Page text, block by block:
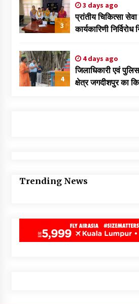
3
3 days ago
प्रांतीय चिकित्सा
कार्यकारिणी निर्विरोध
4
4 days ago
जिलाधिकारी एवं
क्षेत्र जगदीशपुर का
Trending News